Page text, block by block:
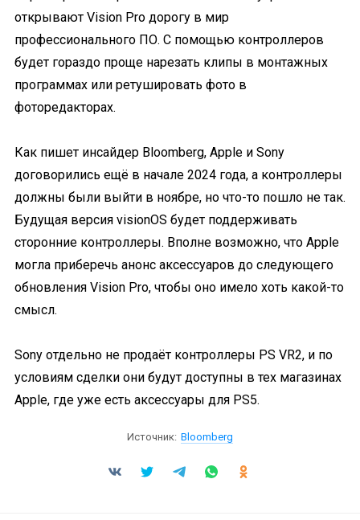
открывают Vision Pro дорогу в мир
профессионального ПО. С помощью контроллеров
будет гораздо проще нарезать клипы в монтажных
программах или ретушировать фото в
фоторедакторах.
Как пишет инсайдер Bloomberg, Apple и Sony
договорились ещё в начале 2024 года, а контроллеры
должны были выйти в ноябре, но что-то пошло не так.
Будущая версия visionOS будет поддерживать
сторонние контроллеры. Вполне возможно, что Apple
могла приберечь анонс аксессуаров до следующего
обновления Vision Pro, чтобы оно имело хоть какой-то
смысл.
Sony отдельно не продаёт контроллеры PS VR2, и по
условиям сделки они будут доступны в тех магазинах
Apple, где уже есть аксессуары для PS5.
Источник: Bloomberg